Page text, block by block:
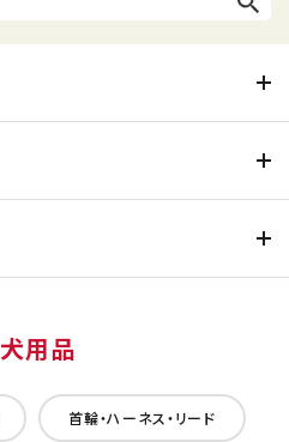
犬用品
首輪・ハーネス・リード